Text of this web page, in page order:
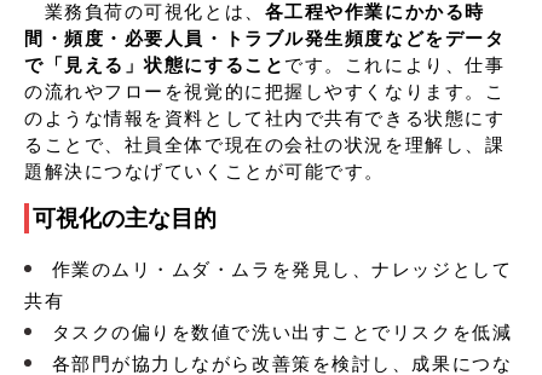
業務負荷の可視化とは、 各工程や作業にかかる時
間・頻度・必要人員・トラブル発生頻度などをデータ
で「見える」状態にすること です。これにより、仕事
の流れやフローを視覚的に把握しやすくなります。こ
のような情報を資料として社内で共有できる状態にす
ることで、社員全体で現在の会社の状況を理解し、課
題解決につなげていくことが可能です。
可視化の主な目的
作業のムリ・ムダ・ムラを発見し、ナレッジとして
共有
タスクの偏りを数値で洗い出すことでリスクを低減
各部門が協力しながら改善策を検討し、成果につな